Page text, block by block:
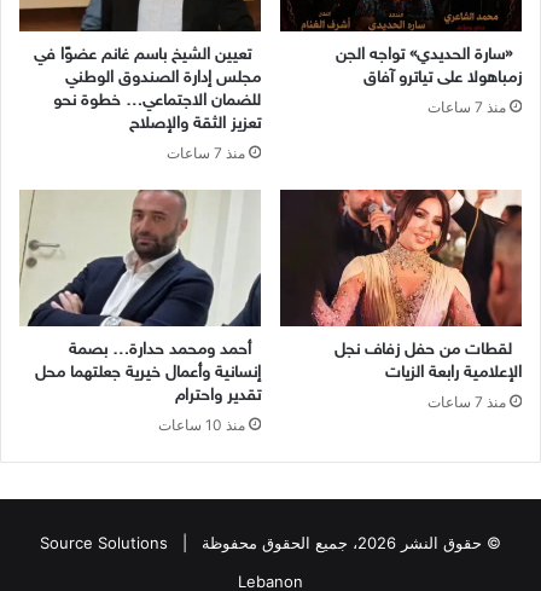
«سارة الحديدي» تواجه الجن
زمباهولا على تياترو آفاق
منذ 7 ساعات
تعيين الشيخ باسم غانم عضوًا في
مجلس إدارة الصندوق الوطني
للضمان الاجتماعي… خطوة نحو
تعزيز الثقة والإصلاح
منذ 7 ساعات
لقطات من حفل زفاف نجل
الإعلامية رابعة الزيات
منذ 7 ساعات
أحمد ومحمد حدارة… بصمة
إنسانية وأعمال خيرية جعلتهما محل
تقدير واحترام
منذ 10 ساعات
© حقوق النشر 2026، جميع الحقوق محفوظة |
Source Solutions
Lebanon